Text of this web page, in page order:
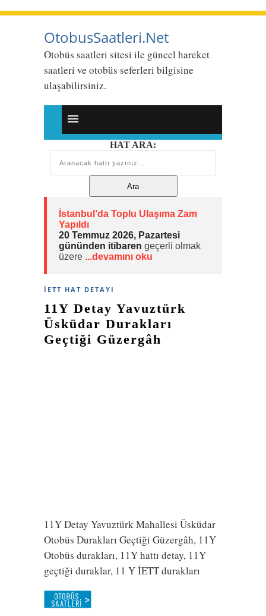
OtobusSaatleri.Net
Otobüs saatleri sitesi ile güncel hareket
saatleri ve otobüs seferleri bilgisine
ulaşabilirsiniz.
HAT ARA:
İstanbul’da Toplu Ulaşıma Zam
Yapıldı
20 Temmuz 2026, Pazartesi
gününden itibaren geçerli olmak
üzere ...devamını oku
İETT HAT DETAYI
11Y Detay Yavuztürk
Üsküdar Durakları
Geçtiği Güzergâh
11Y Detay Yavuztürk Mahallesi Üsküdar
Otobüs Durakları Geçtiği Güzergâh, 11Y
Otobüs durakları, 11Y hattı detay, 11Y
geçtiği duraklar, 11 Y İETT durakları